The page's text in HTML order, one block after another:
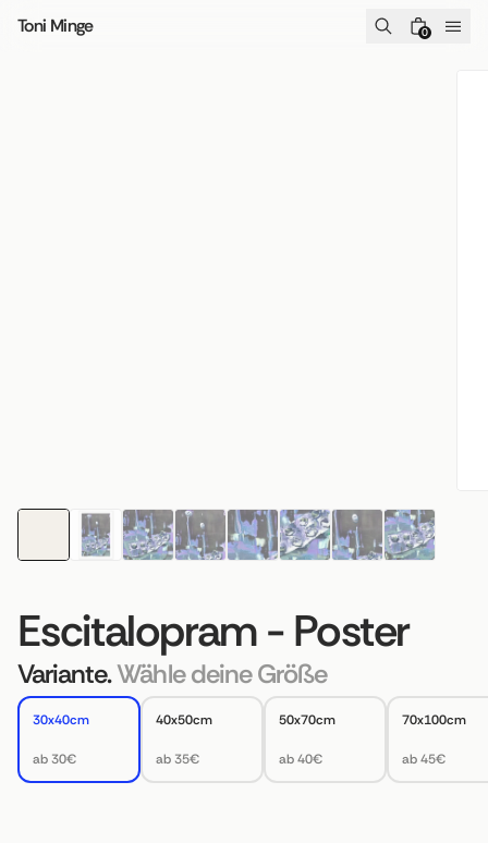
Toni Minge 0
Escitalopram - Poster
Variante.Wähle deine Größe
30x40cm
ab 30€
40x50cm
ab 35€
50x70cm
ab 40€
70x100cm
ab 45€